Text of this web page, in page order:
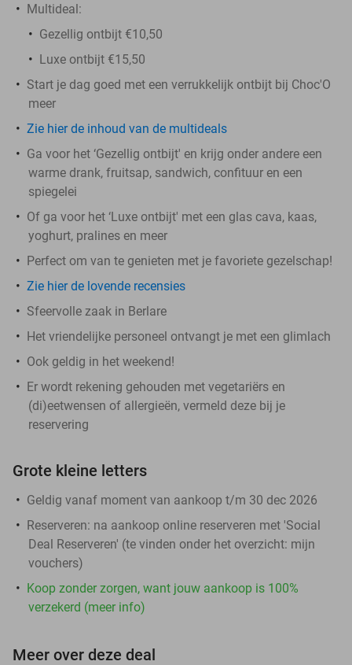
Multideal:
Gezellig ontbijt €10,50
Luxe ontbijt €15,50
Start je dag goed met een verrukkelijk ontbijt bij Choc'O
meer
Zie hier de inhoud van de multideals
Ga voor het ‘Gezellig ontbijt' en krijg onder andere een
warme drank, fruitsap, sandwich, confituur en een
spiegelei
Of ga voor het ‘Luxe ontbijt' met een glas cava, kaas,
yoghurt, pralines en meer
Perfect om van te genieten met je favoriete gezelschap!
Zie hier de lovende recensies
Sfeervolle zaak in Berlare
Het vriendelijke personeel ontvangt je met een glimlach
Ook geldig in het weekend!
Er wordt rekening gehouden met vegetariërs en
(di)eetwensen of allergieën, vermeld deze bij je
reservering
Grote kleine letters
Geldig vanaf moment van aankoop t/m 30 dec 2026
Reserveren: na aankoop online reserveren met 'Social
Deal Reserveren' (te vinden onder het overzicht: mijn
vouchers)
Koop zonder zorgen, want jouw aankoop is 100%
verzekerd (meer info)
Meer over deze deal